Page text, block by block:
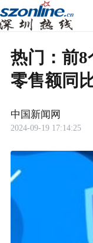
热门：前
零售额同
中国新闻网
2024-09-19 17:14:25